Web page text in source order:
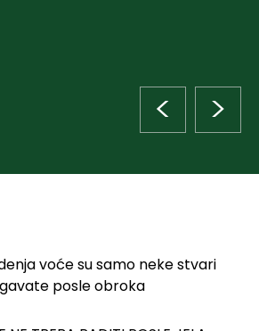
< >
voće su samo neke stvari
posle obroka